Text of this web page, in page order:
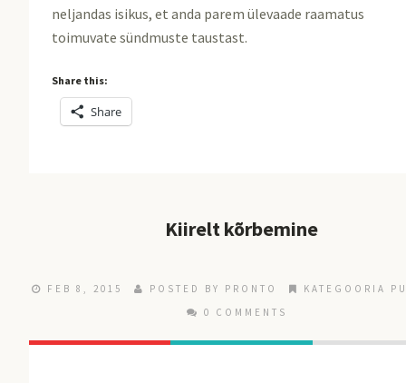
neljandas isikus, et anda parem ülevaade raamatus
toimuvate sündmuste taustast.
Share this:
Share
Kiirelt kõrbemine
FEB 8, 2015 POSTED BY PRONTO
KATEGOORIA
0 COMMENTS